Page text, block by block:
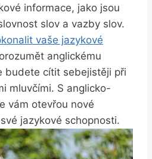
informace, jako jsou
slov ​a ⁤vazby slov.
vaše jazykové
anglickému
budete ​cítit sebejistěji při
mluvčími.​ S anglicko-
vám otevřou nové⁣
jazykové schopnosti.